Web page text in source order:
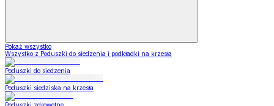
Pokaż wszystko
Wszystko z Poduszki do siedzenia i podkładki na krzesła
Poduszki do siedzenia
Poduszki siedziska na krzesła